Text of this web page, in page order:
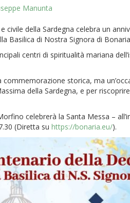
Manunta
civile della Sardegna celebra un
Basilica di Nostra Signora di
centri di spiritualità mariana
storica, ma
della Sardegna, e per
celebrerà la Santa Messa –
(Diretta su https://bonaria.eu/).